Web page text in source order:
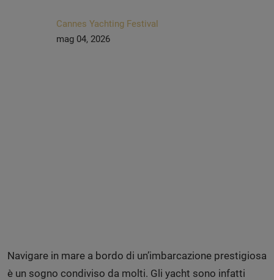
Cannes Yachting Festival
mag 04, 2026
Navigare in mare a bordo di un’imbarcazione prestigiosa
è un sogno condiviso da molti. Gli yacht sono infatti